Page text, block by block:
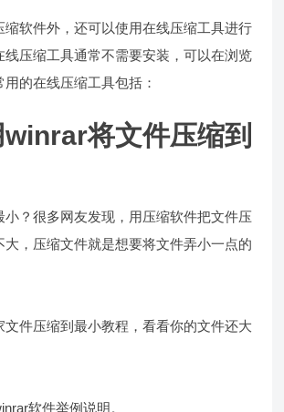
缩软件外，还可以使用在线压缩工具进行
线压缩工具通常不需要安装，可以在浏览
的在线压缩工具包括：
将文件压缩到
小？很多网友发现，用压缩软件把文件压
大，压缩文件就是想要将文件弄小一点的
文件压缩到最小教程，看看你的文件还大
软件举例说明。